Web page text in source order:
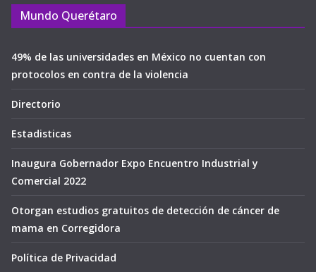
Mundo Querétaro
49% de las universidades en México no cuentan con
protocolos en contra de la violencia
Directorio
Estadisticas
Inaugura Gobernador Expo Encuentro Industrial y
Comercial 2022
Otorgan estudios gratuitos de detección de cáncer de
mama en Corregidora
Política de Privacidad